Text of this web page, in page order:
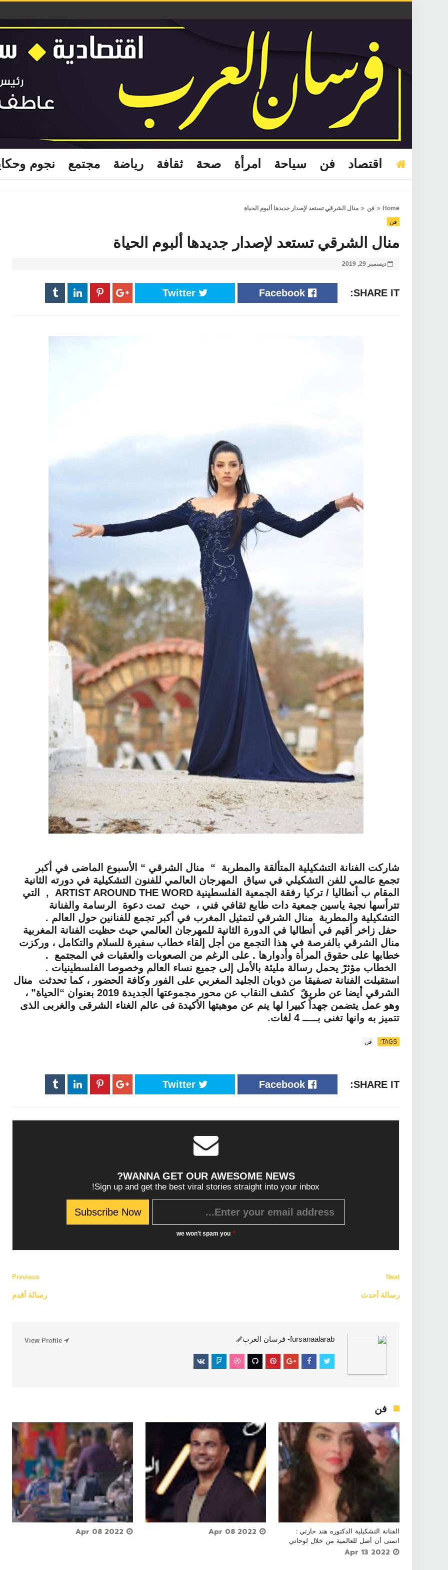
اقتصاد فن سياحة امرأة صحة ثقافة رياضة مجتمع نجوم
Home فن
منال الشرقي تستعد لإصدار جديدها ألبوم الحياة
فن
منال الشرقي تستعد لإصدار جديدها ألبوم الحياة
ديسمبر 29, 2019
SHARE IT:
Facebook
Twitter
شاركت الفنانة التشكيلية المتألقة والمطربة “ منال الشرقي “ الأسبوع الماضى في أكبر
تجمع عالمي للفن التشكيلي في سياق المهرجان العالمي للفنون التشكيلية في دورته الثانية
المقام ب أنطاليا / تركيا رفقة الجمعية الفلسطينية ARTIST AROUND THE WORD , التي
تترأسها نجية ياسين جمعية دات طابع ثقافي فني ، حيث تمت دعوة الرسامة والفنانة
التشكيلية والمطربة منال الشرقي لتمثيل المغرب في أكبر تجمع للفنانين حول العالم .
حفل زاخر أقيم في أنطاليا في الدورة الثانية للمهرجان العالمي حيث حظيت الفنانة المغربية
منال الشرقي بالفرصة في هذا التجمع من أجل إلقاء خطاب سفيرة للسلام والتكامل ، وركزت
خطابها على حقوق المرأة وأدوارها . على الرغم من الصعوبات والعقبات في المجتمع .
الخطاب مؤثرً يحمل رسالة مليئة بالأمل إلى جميع نساء العالم وخصوصا الفلسطينيات .
استقبلت الفنانة تصفيقا من ذوبان الجليد المغربي على الفور وكافة الحضور ، كما تحدثت منال
الشرقي أيضا عن طريقً كشف النقاب عن محور مجموعتها الجديدة 2019 بعنوان “الحياة” ،
وهو عمل يتضمن جهداً كبيرا لها ينم عن موهبتها الأكيدة فى عالم الغناء الشرقى والغربى الذى
تتميز به وانها تغنى بـــــ 4 لغات.
TAGS: فن
SHARE IT:
Facebook
Twitter
WANNA GET OUR AWESOME NEWS?
Sign up and get the best viral stories straight into your inbox!
*
we won't spam you
Next
رسالة أحدث
Previous
رسالة أقدم
fursanaalarab- فرسان العرب
فن
 

الفنانة التشكيلية الدكتوره هند حارتي :
اتمنى أن أصل للعالمية من خلال لوحاتي
 